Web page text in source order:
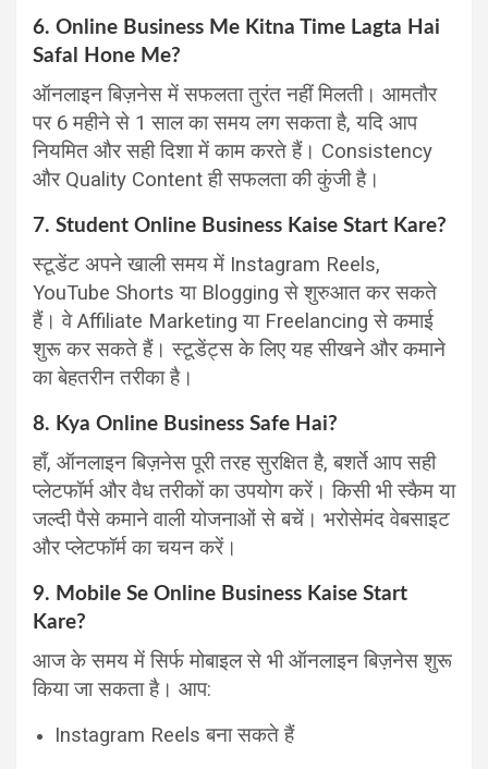
6. Online Business Me Kitna Time Lagta Hai
Safal Hone Me?
ऑनलाइन बिज़नेस में सफलता तुरंत नहीं मिलती। आमतौर
पर 6 महीने से 1 साल का समय लग सकता है, यदि आप
नियमित और सही दिशा में काम करते हैं। Consistency
और Quality Content ही सफलता की कुंजी है।
7. Student Online Business Kaise Start Kare?
स्टूडेंट अपने खाली समय में Instagram Reels,
YouTube Shorts या Blogging से शुरुआत कर सकते
हैं। वे Affiliate Marketing या Freelancing से कमाई
शुरू कर सकते हैं। स्टूडेंट्स के लिए यह सीखने और कमाने
का बेहतरीन तरीका है।
8. Kya Online Business Safe Hai?
हाँ, ऑनलाइन बिज़नेस पूरी तरह सुरक्षित है, बशर्ते आप सही
प्लेटफॉर्म और वैध तरीकों का उपयोग करें। किसी भी स्कैम या
जल्दी पैसे कमाने वाली योजनाओं से बचें। भरोसेमंद वेबसाइट
और प्लेटफॉर्म का चयन करें।
9. Mobile Se Online Business Kaise Start
Kare?
आज के समय में सिर्फ मोबाइल से भी ऑनलाइन बिज़नेस शुरू
किया जा सकता है। आप:
Instagram Reels बना सकते हैं